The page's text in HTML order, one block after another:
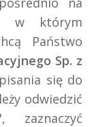
w którym
Państwo
Sp. z
się do
odwiedzić
zaznaczyć